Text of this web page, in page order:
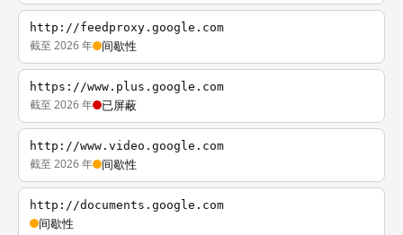
http://feedproxy.google.com
截至 2026 年 间歇性
https://www.plus.google.com
截至 2026 年 已屏蔽
http://www.video.google.com
截至 2026 年 间歇性
http://documents.google.com
间歇性